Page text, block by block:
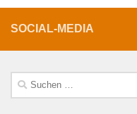
SOCIAL-MEDIA
Suche
nach: